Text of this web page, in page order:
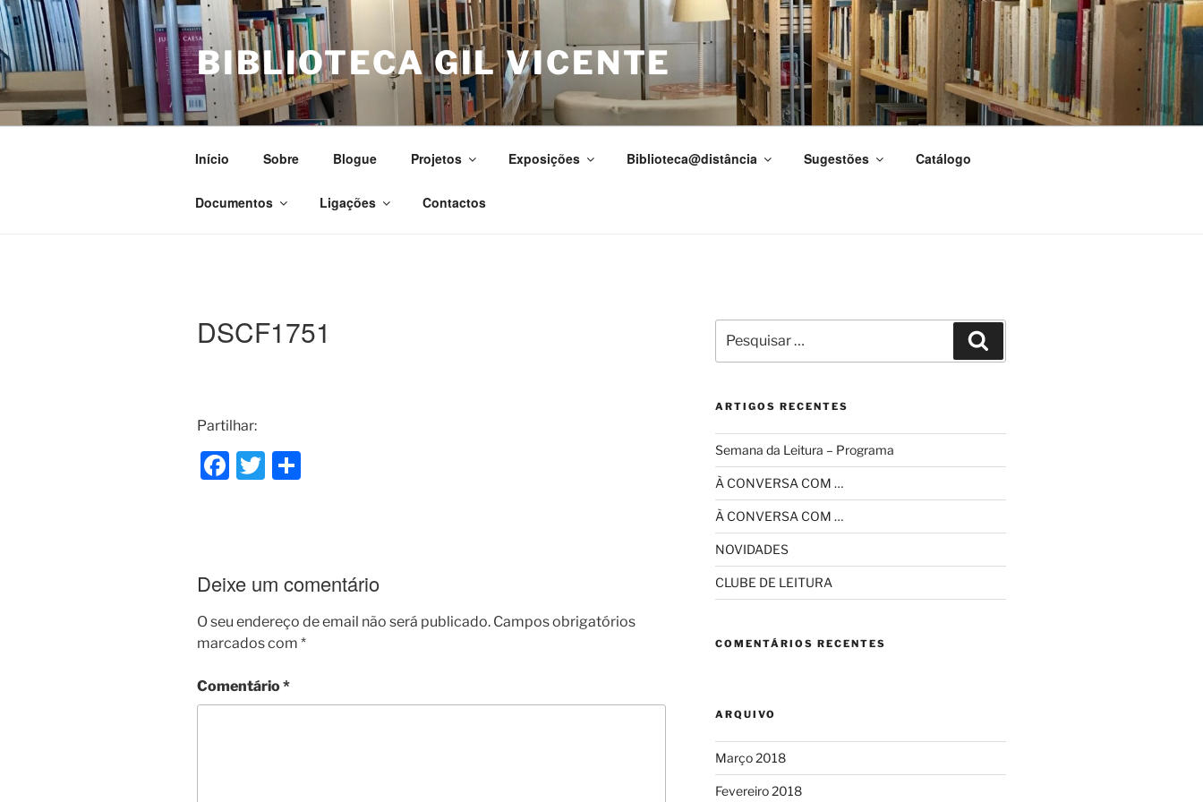
Saltar
para
o
conteúdo
BIBLIOTECA GIL VICENTE
Início Sobre Blogue Projetos Exposições Biblioteca@distância Sugestões Catálogo
Documentos Ligações Contactos
DSCF1751
Partilhar:
F
b
o
T
Deixe um comentário
O seu endereço de email não será publicado. Campos obrigatórios
marcados com *
Comentário*
por:
ARTIGOS RECENTES
Semana da Leitura – Programa
À CONVERSA COM …
À CONVERSA COM …
NOVIDADES
CLUBE DE LEITURA
COMENTÁRIOS RECENTES
ARQUIVO
Março 2018
Fevereiro 2018